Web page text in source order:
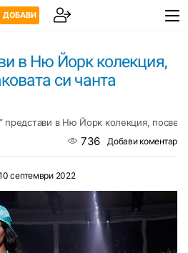
ДОБАВИ
в Ню Йорк колекция,
си чанта
представи в Ню Йорк колекция,
736 Добави коментар
септември 2022